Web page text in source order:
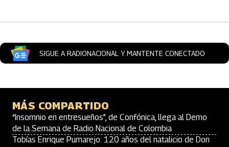
SIGUE A RADIONACIONAL Y MANTENTE CONECTADO
MÁS COMPARTIDO
“Insomnio en entresueños”, de Confónica, llega al Demo
de la Semana de Radio Nacional de Colombia
Tobías Enrique Pumarejo: 120 años del natalicio de Don